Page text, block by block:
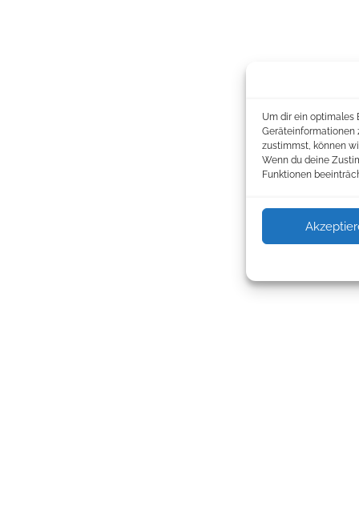
Um dir ein optimales
Geräteinformationen
zustimmst, können
Wenn du deine
Funktionen